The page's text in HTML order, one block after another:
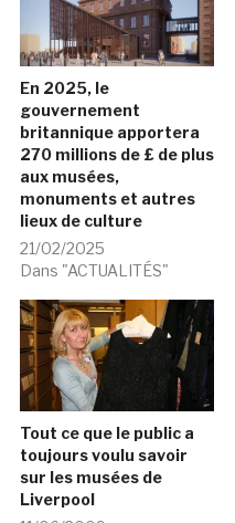
En 2025, le
gouvernement
britannique apportera
270 millions de £ de plus
aux musées,
monuments et autres
lieux de culture
21/02/2025
Dans "ACTUALITÉS"
Tout ce que le public a
toujours voulu savoir
sur les musées de
Liverpool